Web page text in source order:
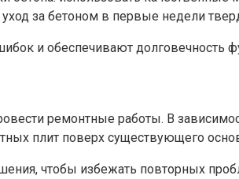
за бетоном в первые недели
и обеспечивают долговечность
ремонтные работы. В
плит поверх существующего
чтобы избежать повторных